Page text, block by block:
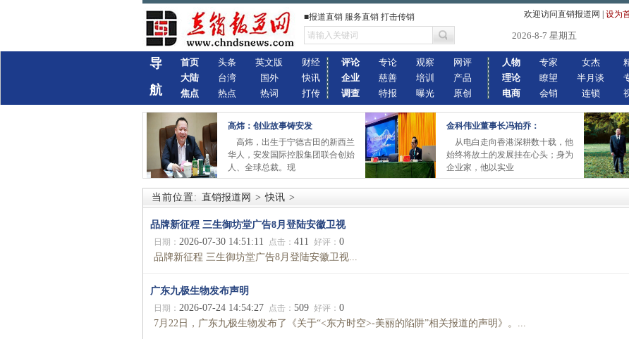
■报道直销 服务直销 打击传销 欢迎访问直销报道网 设为
2026-8-7 星期五
导
航
首页
大陆
焦点
头条
台湾
热点
英文版
国外
热词
财经
快讯
打传
评论
企业
调查
专论
慈善
特报
观察
培训
曝光
网评
产品
原创
人物
理论
电商
专家
瞭望
会销
女杰
半月谈
连锁
高炜：创业故事铸安发
高炜，出生于宁德古田的新西兰
华人，安发国际控股集团联合创始
人、全球总裁。现
金科伟业董事长冯柏乔：
从电白走向香港深耕数十载，他
始终将故土的发展挂在心头；身为
企业家，他以实业
当前位置: 直销报道网 > 快讯 >
品牌新征程 三生御坊堂广告8月登陆安徽卫视
日期： 2026-07-30 14:51:11 点击： 411 好评： 0
品牌新征程 三生御坊堂广告8月登陆安徽卫视...
广东九极生物发布声明
日期： 2026-07-24 14:54:27 点击： 509 好评： 0
7月22日，广东九极生物发布了《关于“<东方时空>-美丽的陷阱”相关报道的声明》。...